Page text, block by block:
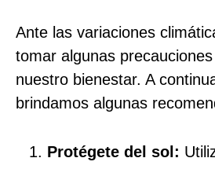
Ante las variaciones
tomar algunas
nuestro bienestar. A
brindamos algunas
Protégete del sol: